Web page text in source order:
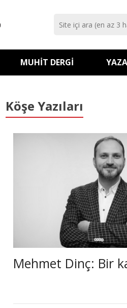
MUHIT DERGI
Köşe Yazıları
Mehmet Dinç: Bir